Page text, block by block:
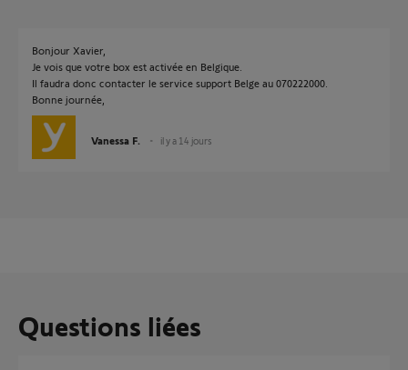
Bonjour Xavier,
Je vois que votre box est activée en Belgique.
Il faudra donc contacter le service support Belge au 070222000.
Bonne journée,
Vanessa F. il y a 14 jours
Questions liées